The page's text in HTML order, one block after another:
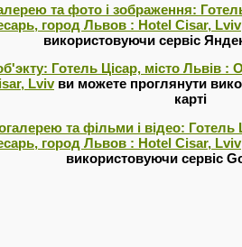
та фото і зображення:
город Львов : Hotel Cisar, Lviv
використовуючи сервіс
Готель Цісар, місто Львів
Lvivви можете проглянути
карті
та фільми і відео: Готель
город Львов : Hotel Cisar, Lviv
використовуючи сервіс